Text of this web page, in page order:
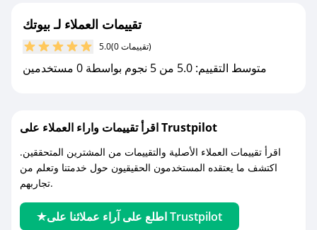
مع صحصح، تسوق بذكاء ووفّر على كل مشترياتك مع
تقييمات العملاء لـ بيوتك
5.0 (0 تقييمات)
متوسط التقييم: 5.0 من 5 نجوم بواسطة 0 مستخدمين
اقرأ تقييمات واراء العملاء على Trustpilot
اقرأ تقييمات العملاء الأصلية والتقييمات من المشترين المتحققين.
اكتشف ما يعتقده المستخدمون الحقيقيون حول خدمتنا وتعلم من
تجاربهم.
اطلع على آراء عملائنا على Trustpilot